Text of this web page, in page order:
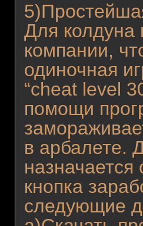
Для колдуна
компании,
одиночная
“cheat level
помощи
в арбалете.
кнопка
следующие